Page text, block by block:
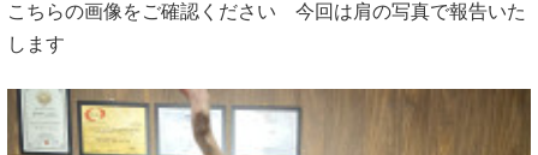
こちらの画像をご確認ください 今回は肩の写真で報告いた
します